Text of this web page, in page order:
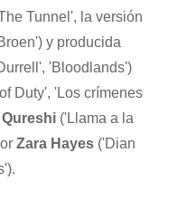
Tunnel', la versión
y producida
'Bloodlands')
Duty', 'Los crímenes
Qureshi('Llama a la
Zara Hayes('Dian